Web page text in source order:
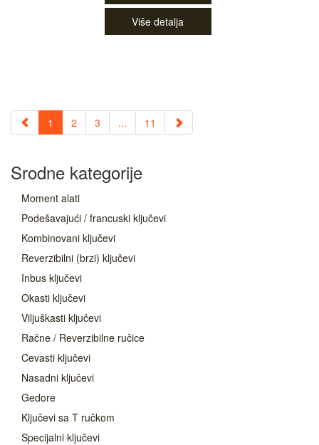
Više detalja
1 2 3 ... 11
Srodne kategorije
Moment alati
Podešavajući / francuski ključevi
Kombinovani ključevi
Reverzibilni (brzi) ključevi
Inbus ključevi
Okasti ključevi
Viljuškasti ključevi
Račne / Reverzibilne ručice
Cevasti ključevi
Nasadni ključevi
Gedore
Ključevi sa T ručkom
Specijalni ključevi